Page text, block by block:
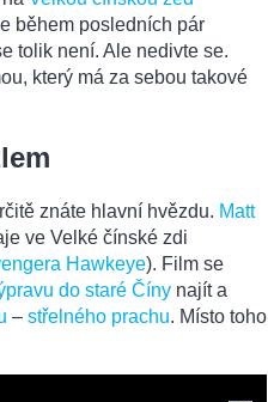
během posledních pár
tolik není. Ale nedivte se.
který má za sebou takové
znáte hlavní hvězdu. Matt
ve Velké čínské zdi
Hawkeye). Film se
do staré Číny najít a
– střelného prachu. Místo toho